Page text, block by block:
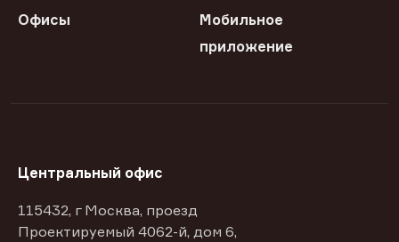
Офисы
Мобильное
приложение
Центральный офис
115432, г Москва, проезд
Проектируемый 4062-й, дом 6,